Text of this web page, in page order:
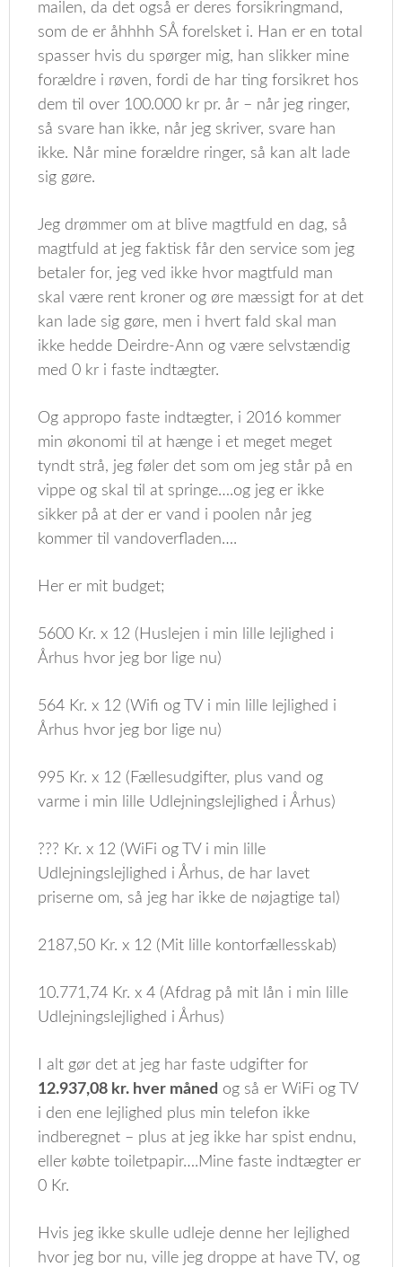
mailen, da det også er deres forsikringmand,
som de er åhhhh SÅ forelsket i. Han er en total
spasser hvis du spørger mig, han slikker mine
forældre i røven, fordi de har ting forsikret hos
dem til over 100.000 kr pr. år – når jeg ringer,
så svare han ikke, når jeg skriver, svare han
ikke. Når mine forældre ringer, så kan alt lade
sig gøre.
Jeg drømmer om at blive magtfuld en dag, så
magtfuld at jeg faktisk får den service som jeg
betaler for, jeg ved ikke hvor magtfuld man
skal være rent kroner og øre mæssigt for at det
kan lade sig gøre, men i hvert fald skal man
ikke hedde Deirdre-Ann og være selvstændig
med 0 kr i faste indtægter.
Og appropo faste indtægter, i 2016 kommer
min økonomi til at hænge i et meget meget
tyndt strå, jeg føler det som om jeg står på en
vippe og skal til at springe….og jeg er ikke
sikker på at der er vand i poolen når jeg
kommer til vandoverfladen….
Her er mit budget;
5600 Kr. x 12 (Huslejen i min lille lejlighed i
Århus hvor jeg bor lige nu)
564 Kr. x 12 (Wifi og TV i min lille lejlighed i
Århus hvor jeg bor lige nu)
995 Kr. x 12 (Fællesudgifter, plus vand og
varme i min lille Udlejningslejlighed i Århus)
??? Kr. x 12 (WiFi og TV i min lille
Udlejningslejlighed i Århus, de har lavet
priserne om, så jeg har ikke de nøjagtige tal)
2187,50 Kr. x 12 (Mit lille kontorfællesskab)
10.771,74 Kr. x 4 (Afdrag på mit lån i min lille
Udlejningslejlighed i Århus)
I alt gør det at jeg har faste udgifter for
12.937,08 kr. hver måned og så er WiFi og TV
i den ene lejlighed plus min telefon ikke
indberegnet – plus at jeg ikke har spist endnu,
eller købte toiletpapir….Mine faste indtægter er
0 Kr.
Hvis jeg ikke skulle udleje denne her lejlighed
hvor jeg bor nu, ville jeg droppe at have TV, og